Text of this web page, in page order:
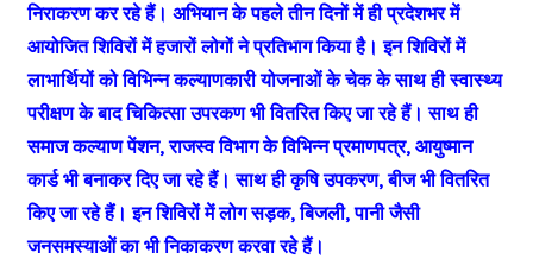
निराकरण कर रहे हैं। अभियान के पहले तीन दिनों में ही प्रदेशभर में
आयोजित शिविरों में हजारों लोगों ने प्रतिभाग किया है। इन शिविरों में
लाभार्थियों को विभिन्न कल्याणकारी योजनाओं के चेक के साथ ही स्वास्थ्य
परीक्षण के बाद चिकित्सा उपरकण भी वितरित किए जा रहे हैं। साथ ही
समाज कल्याण पेंशन, राजस्व विभाग के विभिन्न प्रमाणपत्र, आयुष्मान
कार्ड भी बनाकर दिए जा रहे हैं। साथ ही कृषि उपकरण, बीज भी वितरित
किए जा रहे हैं। इन शिविरों में लोग सड़क, बिजली, पानी जैसी
जनसमस्याओं का भी निकाकरण करवा रहे हैं।